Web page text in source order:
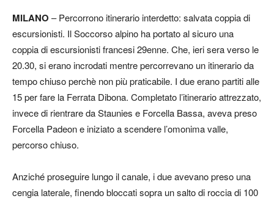
MILANO – Percorrono itinerario interdetto: salvata coppia di
escursionisti. Il Soccorso alpino ha portato al sicuro una
coppia di escursionisti francesi 29enne. Che, ieri sera verso le
20.30, si erano incrodati mentre percorrevano un itinerario da
tempo chiuso perchè non più praticabile. I due erano partiti alle
15 per fare la Ferrata Dibona. Completato l’itinerario attrezzato,
invece di rientrare da Staunies e Forcella Bassa, aveva preso
Forcella Padeon e iniziato a scendere l’omonima valle,
percorso chiuso.
Anziché proseguire lungo il canale, i due avevano preso una
cengia laterale, finendo bloccati sopra un salto di roccia di 100